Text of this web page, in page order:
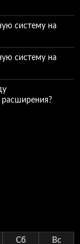
систему на
систему на
Сб Вс